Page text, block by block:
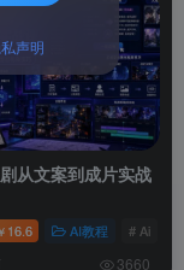
# 思维
从文案到成片实战
16.6 AI教程 # Ai
3660
声明